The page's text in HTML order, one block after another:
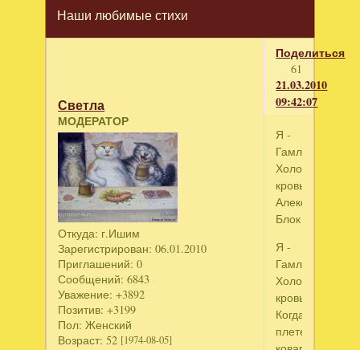
Наши любимые стихи
Поделиться
61
21.03.2010
09:42:07
Светла
МОДЕРАТОР
Откуда: г.Ишим
Зарегистрирован: 06.01.2010
Приглашений: 0
Сообщений: 6843
Уважение: +3892
Позитив: +3199
Пол: Женский
Возраст: 52 [1974-08-05]
Я -
Гамлет.
Холодеет
кровь…
Александр
Блок
Я -
Гамлет.
Холодеет
кровь,
Когда
плетет